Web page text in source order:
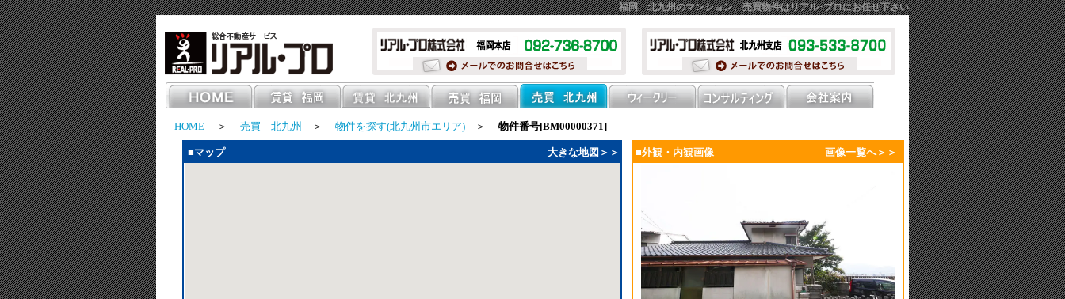
福岡 北九州のマンション、売買物件はリアル･プロにお任せ下さい
HOME ＞ 売買 北九州 ＞ 物件を探す(北九州市エリア) ＞ 物件番号[BM00000371]
■マップ 大きな地図＞＞ ■外観・内観画像 画像一覧へ＞＞